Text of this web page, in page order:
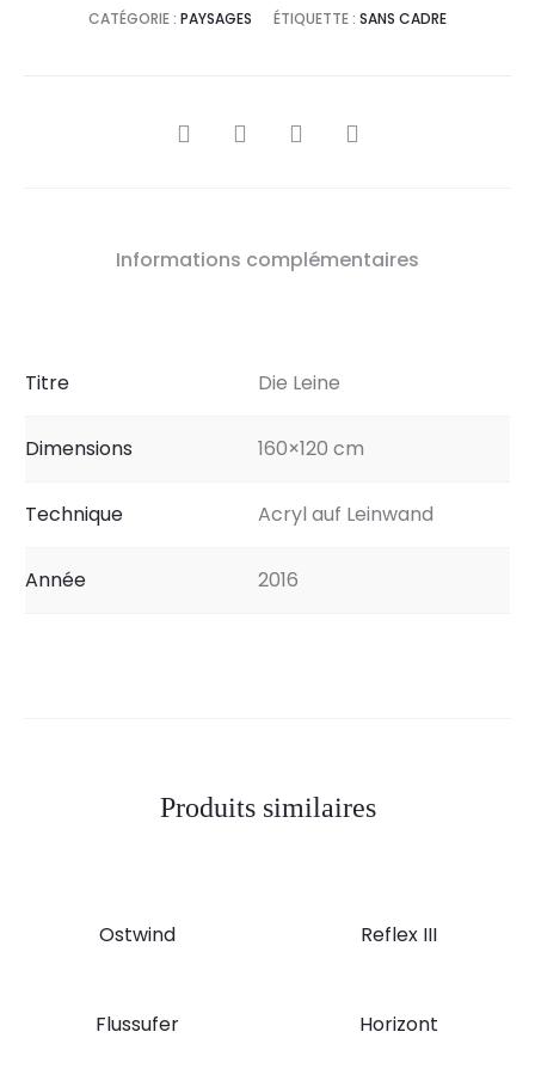
CATÉGORIE : PAYSAGES ÉTIQUETTE : SANS CADRE
SHARE
Informations complémentaires
Titre Die Leine
Dimensions 160×120 cm
Technique Acryl auf Leinwand
Année 2016
Produits similaires
Ostwind Reflex III
Flussufer Horizont